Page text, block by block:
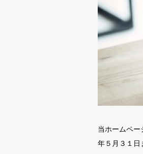
当ホームペー
年５月３１日